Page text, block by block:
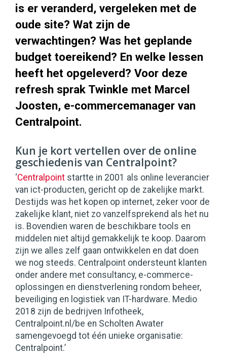
is er veranderd, vergeleken met de
oude site? Wat zijn de
verwachtingen? Was het geplande
budget toereikend? En welke lessen
heeft het opgeleverd? Voor deze
refresh sprak Twinkle met Marcel
Joosten, e-commercemanager van
Centralpoint.
Kun je kort vertellen over de online
geschiedenis van Centralpoint?
‘Centralpoint startte in 2001 als online leverancier
van ict-producten, gericht op de zakelijke markt.
Destijds was het kopen op internet, zeker voor de
zakelijke klant, niet zo vanzelfsprekend als het nu
is. Bovendien waren de beschikbare tools en
middelen niet altijd gemakkelijk te koop. Daarom
zijn we alles zelf gaan ontwikkelen en dat doen
we nog steeds. Centralpoint ondersteunt klanten
onder andere met consultancy, e-commerce-
oplossingen en dienstverlening rondom beheer,
beveiliging en logistiek van IT-hardware. Medio
2018 zijn de bedrijven Infotheek,
Centralpoint.nl/be en Scholten Awater
samengevoegd tot één unieke organisatie:
Centralpoint.’